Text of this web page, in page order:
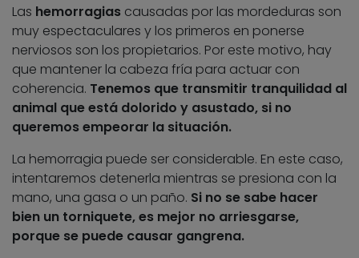
Las hemorragias causadas por las mordeduras son
muy espectaculares y los primeros en ponerse
nerviosos son los propietarios. Por este motivo, hay
que mantener la cabeza fría para actuar con
coherencia. Tenemos que transmitir tranquilidad al
animal que está dolorido y asustado, si no
queremos empeorar la situación.
La hemorragia puede ser considerable. En este caso,
intentaremos detenerla mientras se presiona con la
mano, una gasa o un paño. Si no se sabe hacer
bien un torniquete, es mejor no arriesgarse,
porque se puede causar gangrena.